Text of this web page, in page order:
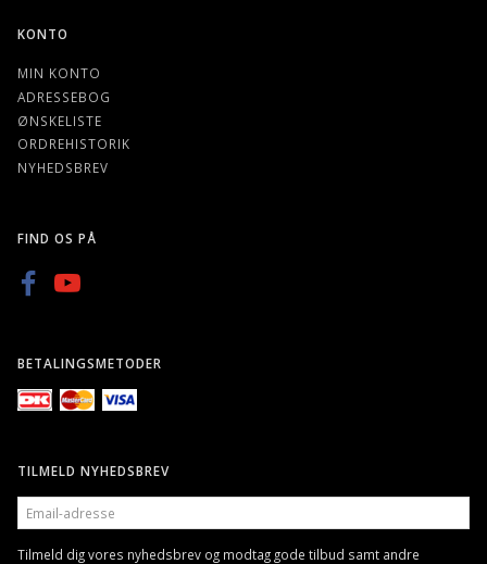
KONTO
MIN KONTO
ADRESSEBOG
ØNSKELISTE
ORDREHISTORIK
NYHEDSBREV
FIND OS PÅ
BETALINGSMETODER
TILMELD NYHEDSBREV
EMAIL-
ADRESSE
Tilmeld dig vores nyhedsbrev og modtag gode tilbud samt andre